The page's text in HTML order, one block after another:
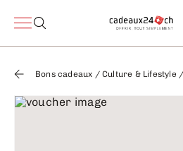
Bons cadeaux /Culture & Lifestyle /